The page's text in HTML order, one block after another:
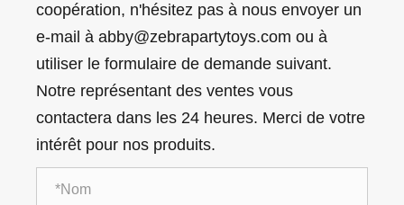
coopération, n'hésitez pas à nous envoyer un
e-mail à abby@zebrapartytoys.com ou à
utiliser le formulaire de demande suivant.
Notre représentant des ventes vous
contactera dans les 24 heures. Merci de votre
intérêt pour nos produits.